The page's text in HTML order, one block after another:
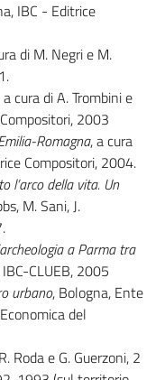
IBC - Editrice
di M. Negri e M.
a cura di A. Trombini e
2003
Romagna, a cura
Compositori, 2004.
l’arco della vita. Un
M. Sani, J.
a Parma tra
CLUEB, 2005
urbano, Bologna, Ente
del
Roda e G. Guerzoni, 2